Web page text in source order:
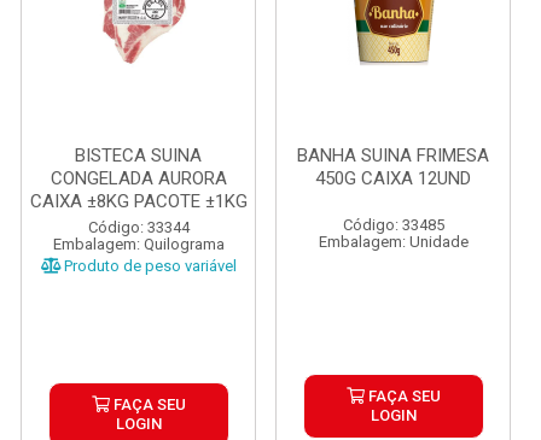
BISTECA SUINA
CONGELADA AURORA
CAIXA ±8KG PACOTE ±1KG
Código: 33344
Embalagem: Quilograma
Produto de peso variável
FAÇA SEU
LOGIN
BANHA SUINA FRIMESA
450G CAIXA 12UND
Código: 33485
Embalagem: Unidade
FAÇA SEU
LOGIN